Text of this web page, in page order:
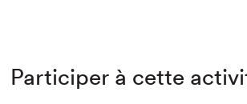
Participer à cette